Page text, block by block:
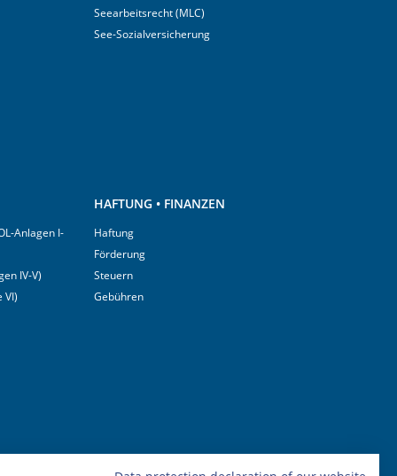
Seearbeitsrecht (MLC)
See-Sozialversicherung
Anlagen I-
IV-V)
VI)
HAFTUNG • FINANZEN
Haftung
Förderung
Steuern
Gebühren